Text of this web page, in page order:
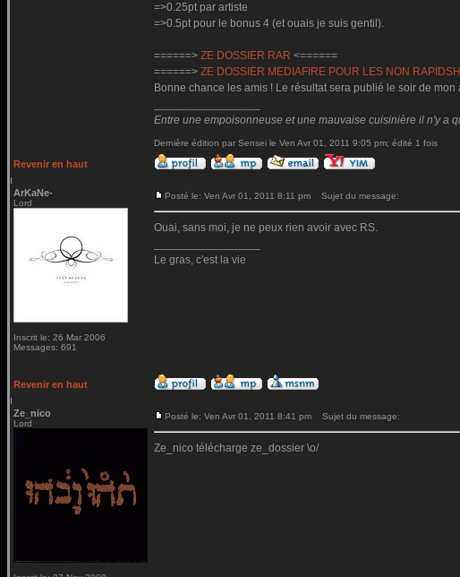
=>0.25pt par artiste
=>0.5pt pour le bonus 4 (et ouais je suis gentil).
======> ZE DOSSIER RAR <======
======> ZE DOSSIER MEDIAFIRE POUR LES NON
Bonne chance les amis ! Le résultat sera publié le soir de mon
Entre une empoisonneuse et une mauvaise cuisinière il n'y a
Dernière édition par Sensei le Ven Avr 01, 2011 9:05 pm; édité 1 fois
Revenir en haut
ArKaNe-
Lord
Inscrit le: 26 Mar 2006
Messages: 691
Posté le: Ven Avr 01, 2011 8:11 pm Sujet du message:
Ouai, sans moi, je ne peux rien avoir avec RS.
Le gras, c'est la vie
Revenir en haut
Ze_nico
Lord
Posté le: Ven Avr 01, 2011 8:41 pm Sujet du message:
Ze_nico télécharge ze_dossier \o/